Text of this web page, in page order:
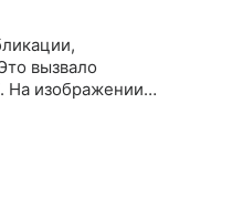
вызвало
На изображении